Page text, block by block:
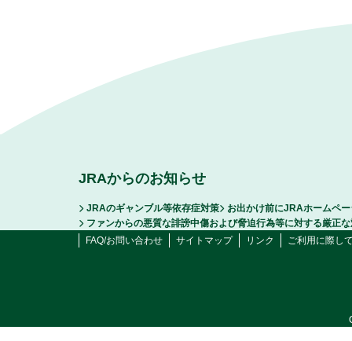
JRAからのお知らせ
JRAのギャンブル等依存症対策
お出かけ前にJRAホームペ
ファンからの悪質な誹謗中傷および脅迫行為等に対する厳正
FAQ/お問い合わせ
サイトマップ リンク ご利用に際し